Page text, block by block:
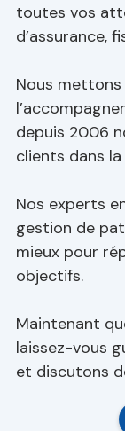
toutes vos
d’assurance,
Nous
depuis 2006
clients dans
Nos experts
gestion de
mieux pour
objectifs.
Maintenant
laissez-vous
et discutons